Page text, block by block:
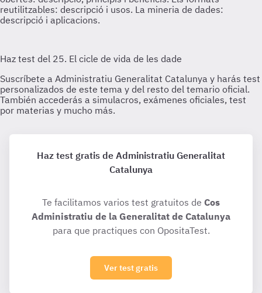
Haz test gratis de Administratiu Generalitat
Catalunya
Te facilitamos varios test gratuitos de Cos
Administratiu de la Generalitat de Catalunya
para que practiques con OpositaTest.
Ver test gratis